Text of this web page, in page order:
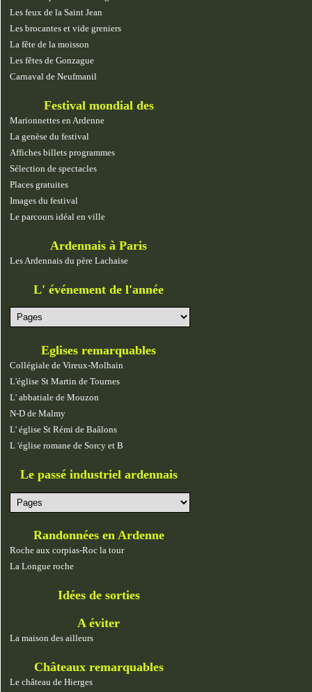
Les feux de la Saint Jean
Les brocantes et vide greniers
La fête de la moisson
Les fêtes de Gonzague
Carnaval de Neufmanil
Festival mondial des
marionnettes
Marionnettes en Ardenne
La genèse du festival
Affiches billets programmes
Sélection de spectacles
Places gratuites
Images du festival
Le parcours idéal en ville
Ardennais à Paris
Les Ardennais du père Lachaise
L' événement de l'année
Eglises remarquables
Collégiale de Vireux-Molhain
L'église St Martin de Tournes
L' abbatiale de Mouzon
N-D de Malmy
L' église St Rémi de Baâlons
L 'église romane de Sorcy et B
Le passé industriel ardennais
Randonnées en Ardenne
Roche aux corpias-Roc la tour
La Longue roche
Idées de sorties
A éviter
La maison des ailleurs
Châteaux remarquables
Le château de Hierges